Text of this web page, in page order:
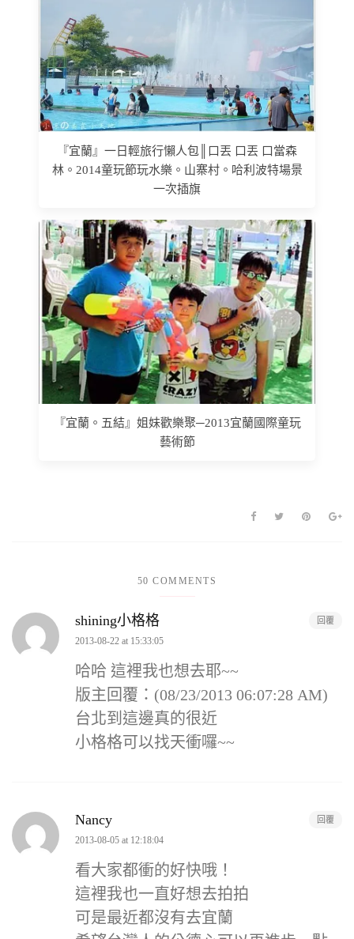
『宜蘭』一日輕旅行懶人包║口丟 口丟 口當森
林。2014童玩節玩水樂。山寨村。哈利波特場景
一次插旗
『宜蘭。五結』姐妹歡樂聚─2013宜蘭國際童玩
藝術節
50 COMMENTS
shining小格格
2013-08-22 at 15:33:05
哈哈 這裡我也想去耶~~
版主回覆：(08/23/2013 06:07:28 AM)
台北到這邊真的很近
小格格可以找天衝囉~~
回覆
Nancy
2013-08-05 at 12:18:04
看大家都衝的好快哦！
這裡我也一直好想去拍拍
可是最近都沒有去宜蘭
回覆